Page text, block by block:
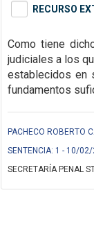
RECURSO
Como tiene
judiciales a los
establecidos en
fundamentos
PACHECO ROBERTO
SENTENCIA: 1 - 10/
SECRETARÍA PENAL